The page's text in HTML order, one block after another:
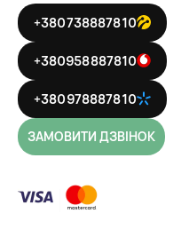
+380738887810
+380958887810
+380978887810
ЗАМОВИТИ ДЗВІНОК